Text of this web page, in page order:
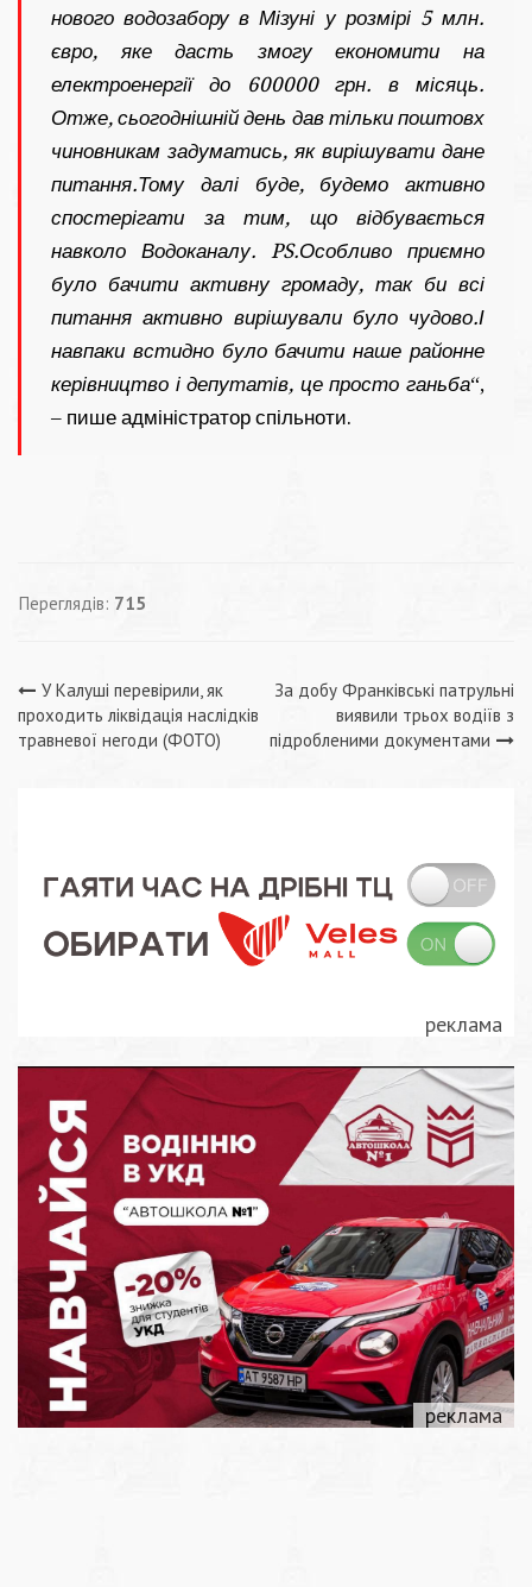
нового водозабору в Мізуні у розмірі 5 млн.
євро, яке дасть змогу економити на
електроенергії до 600000 грн. в місяць.
Отже, сьогоднішній день дав тільки поштовх
чиновникам задуматись, як вирішувати дане
питання.Тому далі буде, будемо активно
спостерігати за тим, що відбувається
навколо Водоканалу. PS.Особливо приємно
було бачити активну громаду, так би всі
питання активно вирішували було чудово.І
навпаки встидно було бачити наше районне
керівництво і депутатів, це просто ганьба“,
– пише адміністратор спільноти.
Переглядів: 715
Навігація
записів
У Калуші перевірили, як
проходить ліквідація наслідків
травневої негоди (ФОТО)
За добу Франківські патрульні
виявили трьох водіїв з
підробленими документами